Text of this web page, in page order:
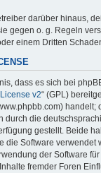
darüber hinaus,
gegen o. g. Regeln
einem Dritten
dass es sich bei
v2“ (GPL)
handelt;
durch die
gestellt. Beide
die Software verwendet
der Software
fremder Foren